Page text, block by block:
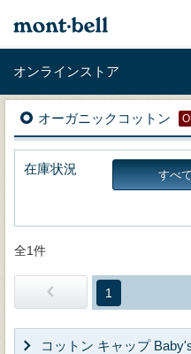
オンラインストア
オーガニックコットン
在庫状況 すべ
全1件
1
コットン キャップ